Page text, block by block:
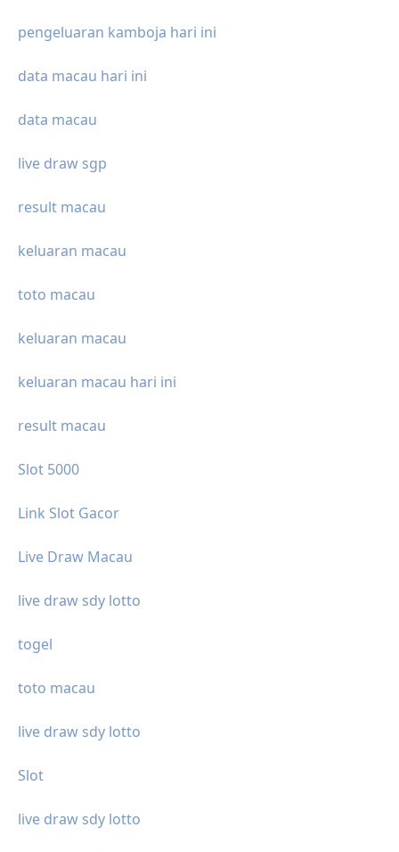
pengeluaran kamboja hari ini
data macau hari ini
data macau
live draw sgp
result macau
keluaran macau
toto macau
keluaran macau
keluaran macau hari ini
result macau
Slot 5000
Link Slot Gacor
Live Draw Macau
live draw sdy lotto
togel
toto macau
live draw sdy lotto
Slot
live draw sdy lotto